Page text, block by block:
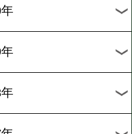
2018年
2017年